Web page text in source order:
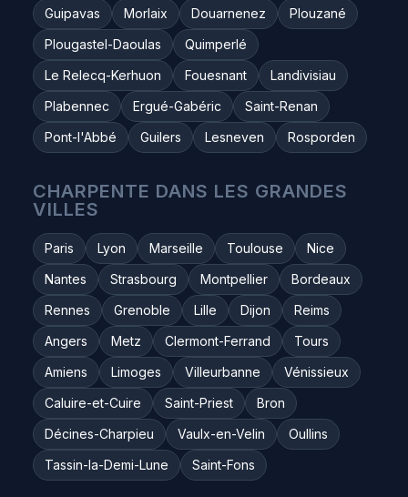
Guipavas
Morlaix Douarnenez
Plouzané
Plougastel-Daoulas
Quimperlé
Le Relecq-Kerhuon
Fouesnant
Landivisiau
Plabennec
Ergué-Gabéric
Saint-Renan
Pont-l'Abbé
Guilers Lesneven Rosporden
CHARPENTE DANS LES GRANDES
VILLES
Paris Lyon Marseille Toulouse
Nice
Nantes
Strasbourg Montpellier
Bordeaux
Rennes
Grenoble Lille Dijon
Reims
Angers
Metz Clermont-Ferrand
Tours
Amiens
Limoges Villeurbanne
Vénissieux
Caluire-et-Cuire
Saint-Priest
Bron
Décines-Charpieu
Vaulx-en-Velin
Oullins
Tassin-la-Demi-Lune
Saint-Fons